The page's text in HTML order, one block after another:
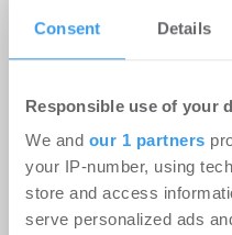
Consent Details
Responsible use of your
We and our 1 partners
your IP-number, using
store and access
serve personalized ads
Roland D.
Business